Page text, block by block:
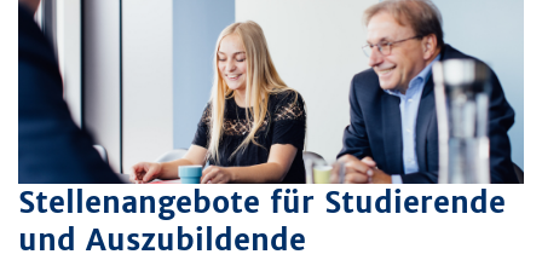
Stellenangebote für Studierende
und Auszubildende